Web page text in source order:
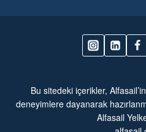
Bu sitedeki içerikler,
deneyimlere dayanarak
Alfasail